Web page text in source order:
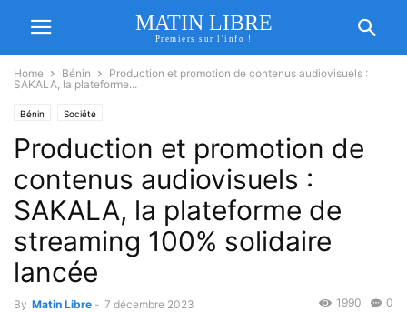
MATIN LIBRE
Premiers sur l'info !
Home Bénin
Production et promotion de contenus audiovisuels :
SAKALA, la plateforme...
Bénin Société
Production et promotion de
contenus audiovisuels :
SAKALA, la plateforme de
streaming 100% solidaire
lancée
By Matin Libre - 7 décembre 2023 0
1990